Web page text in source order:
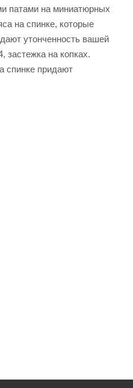
патами на миниатюрных
на спинке, которые
утонченность вашей
застежка на копках.
спинке придают